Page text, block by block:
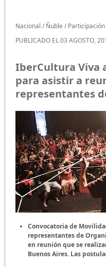
Nacional /Ñuble /
PUBLICADO EL 03 AGOSTO,
IberCultura Viva
para asistir a
representantes
Convocatoria de
representantes de
en reunión que se
Buenos Aires. Las